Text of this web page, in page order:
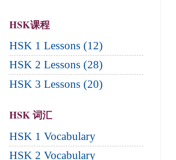
HSK课程
HSK 1 Lessons (12)
HSK 2 Lessons (28)
HSK 3 Lessons (20)
HSK 词汇
HSK 1 Vocabulary
HSK 2 Vocabulary